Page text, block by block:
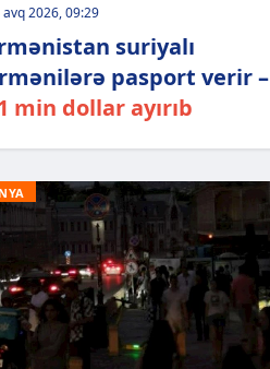
avq 2026, 09:29
suriyalı
pasport verir –
min dollar ayırıb